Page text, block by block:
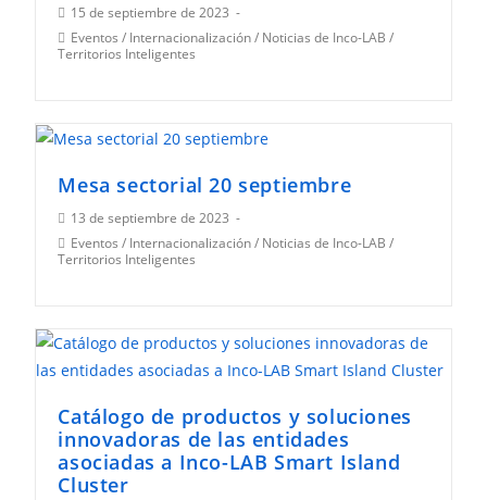
Publicación
de
la
15 de septiembre de 2023
Categoría
de
Eventos / Internacionalización / Noticias de Inco-LAB /
Territorios Inteligentes
Mesa sectorial 20 septiembre
Publicación
de
la
13 de septiembre de 2023
Categoría
de
Eventos / Internacionalización / Noticias de Inco-LAB /
Territorios Inteligentes
Catálogo de productos y soluciones
innovadoras de las entidades
asociadas a Inco-LAB Smart Island
Cluster